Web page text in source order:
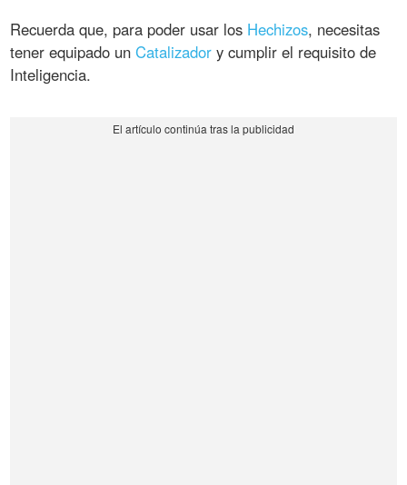
Recuerda que, para poder usar los Hechizos, necesitas
tener equipado unCatalizador y cumplir el requisito de
Inteligencia.